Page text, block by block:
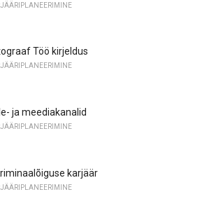
Töö kirjeldus
ja meediakanalid
karjäär